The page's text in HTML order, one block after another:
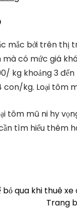
mắc bởi trên
mà có mức giá
kg khoảng 3
kg. Loại tôm
tôm mũ ni hy
tìm hiểu
qua khi thuê
Trang